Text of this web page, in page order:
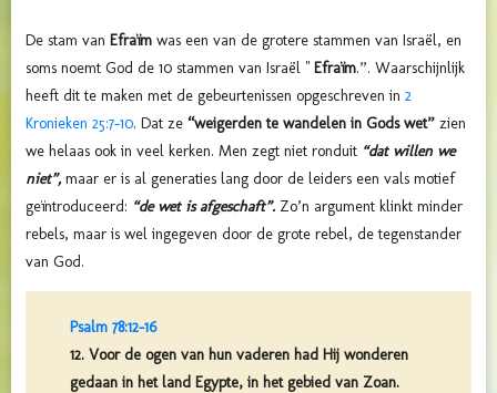
De stam van Efraïm was een van de grotere stammen van Israël, en
soms noemt God de 10 stammen van Israël " Efraïm.”. Waarschijnlijk
heeft dit te maken met de gebeurtenissen opgeschreven in 2
Kronieken 25:7-10. Dat ze “weigerden te wandelen in Gods wet” zien
we helaas ook in veel kerken. Men zegt niet ronduit “dat willen we
niet”, maar er is al generaties lang door de leiders een vals motief
geïntroduceerd: “de wet is afgeschaft”. Zo’n argument klinkt minder
rebels, maar is wel ingegeven door de grote rebel, de tegenstander
van God.
Psalm 78:12-16
12. Voor de ogen van hun vaderen had Hij wonderen
gedaan in het land Egypte, in het gebied van Zoan.